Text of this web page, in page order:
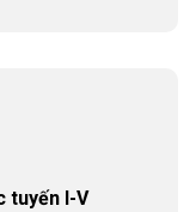
tuyến I-V